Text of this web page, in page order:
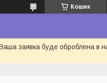
Кошик
заявка буде оброблена в